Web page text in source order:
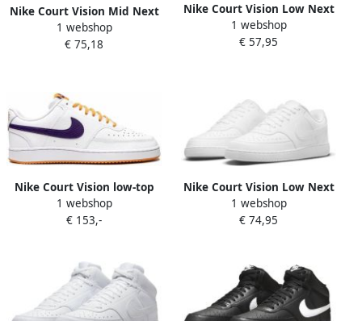
Nike Court Vision Mid Next
Nature Herenschoenen
Zwart
1 webshop
€ 75,18
Nike Court Vision Low Next
Nature Sneaker Heren
1 webshop
€ 57,95
Nike Court Vision low-top
sneakers Wit
1 webshop
€ 153,-
Nike Court Vision Low Next
Nature Sneaker Heren
1 webshop
€ 74,95